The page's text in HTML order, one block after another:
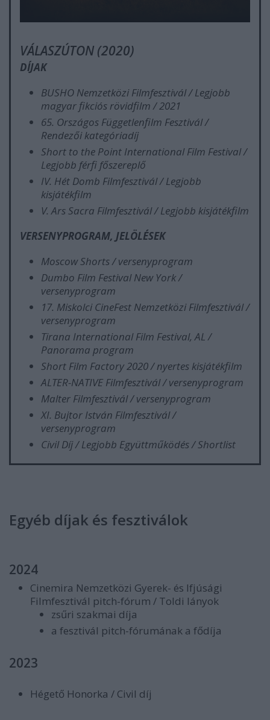
VÁLASZÚTON (2020)
DÍJAK
BUSHO Nemzetközi Filmfesztivál / Legjobb
magyar fikciós rövidfilm / 2021
65. Országos Függetlenfilm Fesztivál /
Rendezői kategóriadíj
Short to the Point International Film Festival /
Legjobb férfi főszereplő
IV. Hét Domb Filmfesztivál / Legjobb
kisjátékfilm
V. Ars Sacra Filmfesztivál / Legjobb kisjátékfilm
VERSENYPROGRAM, JELÖLÉSEK
Moscow Shorts / versenyprogram
Dumbo Film Festival New York /
versenyprogram
17. Miskolci CineFest Nemzetközi Filmfesztivál /
versenyprogram
Tirana International Film Festival, AL /
Panorama program
Short Film Factory 2020 / nyertes kisjátékfilm
ALTER-NATIVE Filmfesztivál / versenyprogram
Malter Filmfesztivál / versenyprogram
XI. Bujtor István Filmfesztivál /
versenyprogram
Civil Díj / Legjobb Együttműködés / Shortlist
Egyéb díjak és fesztiválok
2024
Cinemira Nemzetközi Gyerek- és Ifjúsági
Filmfesztivál pitch-fórum / Toldi lányok
zsűri szakmai díja
a fesztivál pitch-fórumának a fődíja
2023
Hégető Honorka / Civil díj